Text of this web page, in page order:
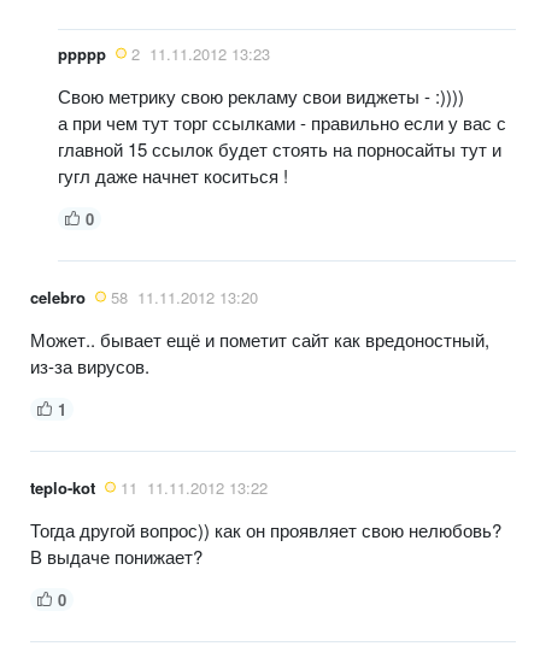
ppppp 2 11.11.2012 13:23
Свою метрику свою рекламу свои виджеты - :))))
а при чем тут торг ссылками - правильно если у вас с
главной 15 ссылок будет стоять на порносайты тут и
гугл даже начнет коситься !
0
celebro 58 11.11.2012 13:20
Может.. бывает ещё и пометит сайт как вредоностный,
из-за вирусов.
1
teplo-kot 11 11.11.2012 13:22
Тогда другой вопрос)) как он проявляет свою нелюбовь?
В выдаче понижает?
0